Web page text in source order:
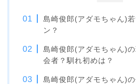
島崎俊郎(アダモちゃん)
ン？
島崎俊郎(アダモちゃん)
会者？馴れ初めは？
島崎俊郎(アダモちゃん)